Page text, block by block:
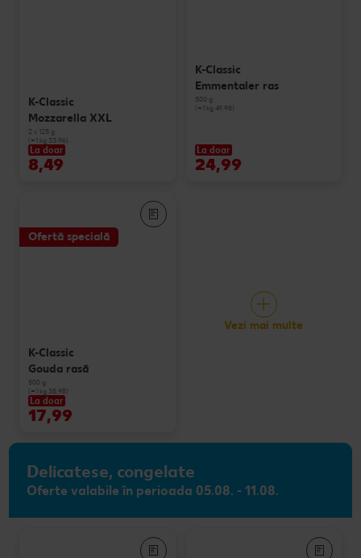
K-Classic
Mozzarella XXL
2 x 125 g
(=1 kg 33.96)
La doar
8,49
K-Classic
Emmentaler ras
500 g
(=1 kg 49.98)
La doar
24,99
Ofertă specială
K-Classic
Gouda rasă
500 g
(=1 kg 35.98)
La doar
17,99
Vezi mai multe
Delicatese, congelate
Oferte valabile în perioada 05.08. - 11.08.